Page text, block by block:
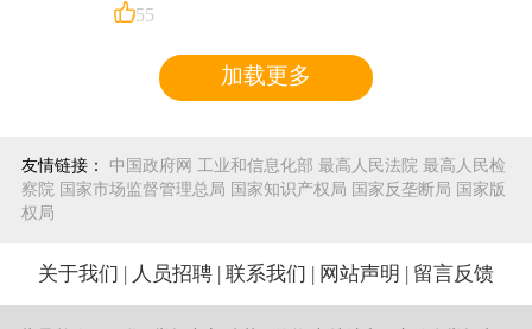
55
加载更多
友情链接： 中国政府网 工业和信息化部 最高人民法院 最高人民检
察院 国家市场监督管理总局 国家知识产权局 国家反垄断局 国家版
权局
关于我们 人员招聘 联系我们 网站声明 留言反馈